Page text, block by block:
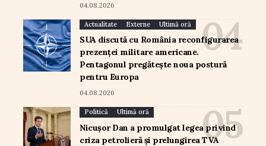
04.08.2026
Actualitate Externe Ultimă oră
SUA discută cu România reconfigurarea
prezenței militare americane.
Pentagonul pregătește noua postură
pentru Europa
04.08.2026
Politică Ultimă oră
Nicușor Dan a promulgat legea privind
criza petrolieră și prelungirea TVA